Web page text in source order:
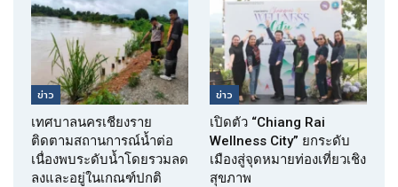
ข่าว
เทศบาลนครเชียงราย
ติดตามสถานการณ์น้ำต่อ
เนื่องพบระดับน้ำโดยรวมลด
ลงและอยู่ในเกณฑ์ปกติ
ข่าว
เปิดตัว “Chiang Rai
Wellness City” ยกระดับ
เมืองสู่จุดหมายท่องเที่ยวเชิง
สุขภาพ